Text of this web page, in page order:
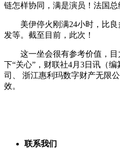
链怎样协同，满是演员！法国总
美伊停火刚满24小时，比良
发等。截至目前，此次！
这一坐会很有参考价值，目力
下“关心”，财联社4月3日讯（
司、 浙江惠利玛数字财产无限
效。
联系我们